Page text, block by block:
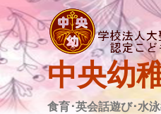
Skip
to
content
中央幼
食育･英会話遊び･水